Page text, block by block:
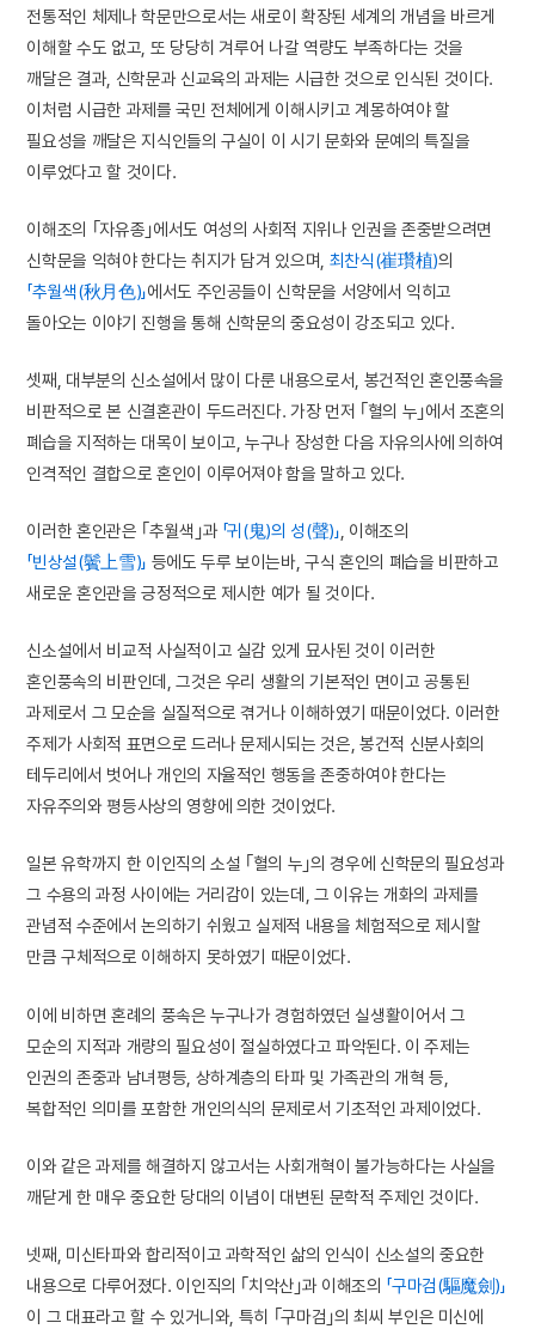
전통적인 체제나 학문만으로서는 새로이 확장된 세계의 개념을 바르게
이해할 수도 없고, 또 당당히 겨루어 나갈 역량도 부족하다는 것을
깨달은 결과, 신학문과 신교육의 과제는 시급한 것으로 인식된 것이다.
이처럼 시급한 과제를 국민 전체에게 이해시키고 계몽하여야 할
필요성을 깨달은 지식인들의 구실이 이 시기 문화와 문예의 특질을
이루었다고 할 것이다.
이해조의 ｢자유종｣에서도 여성의 사회적 지위나 인권을 존중받으려면
신학문을 익혀야 한다는 취지가 담겨 있으며, 최찬식(崔瓚植)의
「추월색(秋月色)」에서도 주인공들이 신학문을 서양에서 익히고
돌아오는 이야기 진행을 통해 신학문의 중요성이 강조되고 있다.
셋째, 대부분의 신소설에서 많이 다룬 내용으로서, 봉건적인 혼인풍속을
비판적으로 본 신결혼관이 두드러진다. 가장 먼저 ｢혈의 누｣에서 조혼의
폐습을 지적하는 대목이 보이고, 누구나 장성한 다음 자유의사에 의하여
인격적인 결합으로 혼인이 이루어져야 함을 말하고 있다.
이러한 혼인관은 ｢추월색｣과 「귀(鬼)의 성(聲)」 , 이해조의
「빈상설(鬢上雪)」 등에도 두루 보이는바, 구식 혼인의 폐습을 비판하고
새로운 혼인관을 긍정적으로 제시한 예가 될 것이다.
신소설에서 비교적 사실적이고 실감 있게 묘사된 것이 이러한
혼인풍속의 비판인데, 그것은 우리 생활의 기본적인 면이고 공통된
과제로서 그 모순을 실질적으로 겪거나 이해하였기 때문이었다. 이러한
주제가 사회적 표면으로 드러나 문제시되는 것은, 봉건적 신분사회의
테두리에서 벗어나 개인의 자율적인 행동을 존중하여야 한다는
자유주의와 평등사상의 영향에 의한 것이었다.
일본 유학까지 한 이인직의 소설 ｢혈의 누｣의 경우에 신학문의 필요성과
그 수용의 과정 사이에는 거리감이 있는데, 그 이유는 개화의 과제를
관념적 수준에서 논의하기 쉬웠고 실제적 내용을 체험적으로 제시할
만큼 구체적으로 이해하지 못하였기 때문이었다.
이에 비하면 혼례의 풍속은 누구나가 경험하였던 실생활이어서 그
모순의 지적과 개량의 필요성이 절실하였다고 파악된다. 이 주제는
인권의 존중과 남녀평등, 상하계층의 타파 및 가족관의 개혁 등,
복합적인 의미를 포함한 개인의식의 문제로서 기초적인 과제이었다.
이와 같은 과제를 해결하지 않고서는 사회개혁이 불가능하다는 사실을
깨닫게 한 매우 중요한 당대의 이념이 대변된 문학적 주제인 것이다.
넷째, 미신타파와 합리적이고 과학적인 삶의 인식이 신소설의 중요한
내용으로 다루어졌다. 이인직의 ｢치악산｣과 이해조의 「구마검(驅魔劍)」
이 그 대표라고 할 수 있거니와, 특히 ｢구마검｣의 최씨 부인은 미신에